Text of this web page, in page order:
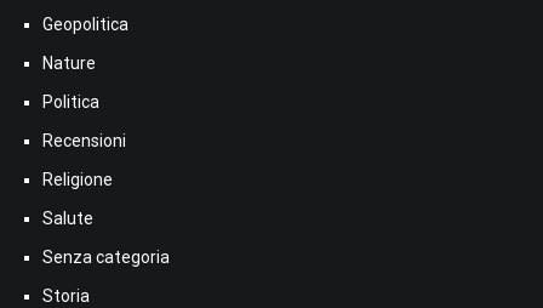
Geopolitica
Nature
Politica
Recensioni
Religione
Salute
Senza categoria
Storia